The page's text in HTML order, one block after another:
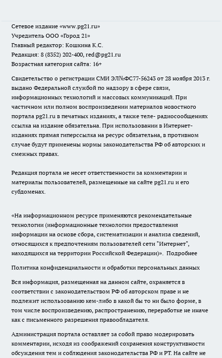
Сетевое издание «www.pg21.ru»
Учредитель ООО «Город 21»
Главный редактор: Кошкина К.С.
Редакция: 8 (8352) 202-400, red@pg21.ru
Возрастная категория сайта: 16+
Свидетельство о регистрации СМИ ЭЛ№ФС77-56243 от 28 ноября 2013 г.
выдано Федеральной службой по надзору в сфере связи,
информационных технологий и массовых коммуникаций. При
частичном или полном воспроизведении материалов новостного
портала pg21.ru в печатных изданиях, а также теле- радиосообщениях
ссылка на издание обязательна. При использовании в Интернет-
изданиях прямая гиперссылка на ресурс обязательна, в противном
случае будут применены нормы законодательства РФ об авторских и
смежных правах.
Редакция портала не несет ответственности за комментарии и
материалы пользователей, размещенные на сайте pg21.ru и его
субдоменах.
«На информационном ресурсе применяются рекомендательные
технологии (информационные технологии предоставления
информации на основе сбора, систематизации и анализа сведений,
относящихся к предпочтениям пользователей сети "Интернет",
находящихся на территории Российской Федерации)». Подробнее
Политика конфиденциальности и обработки персональных данных
Вся информация, размещенная на данном сайте, охраняется в
соответствии с законодательством РФ об авторском праве и не
подлежит использованию кем-либо в какой бы то ни было форме, в
том числе воспроизведению, распространению, переработке не иначе
как с письменного разрешения правообладателя.
Администрация портала оставляет за собой право модерировать
комментарии, исходя из соображений сохранения конструктивности
обсуждения тем и соблюдения законодательства РФ и РТ. На сайте не